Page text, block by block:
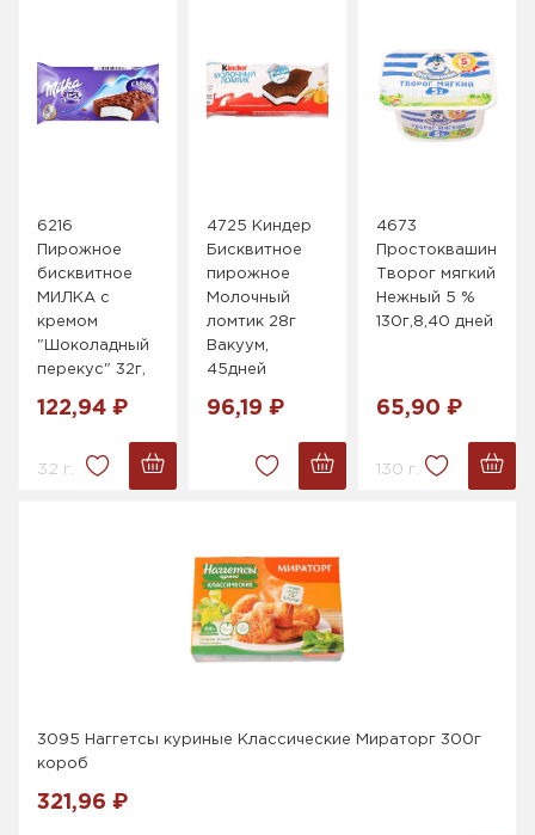
6216
Пирожное
бисквитное
МИЛКА с
кремом
"Шоколадный
перекус" 32г,
122,94 ₽
32 г.
4725 Киндер
Бисквитное
пирожное
Молочный
ломтик 28г
Вакуум,
45дней
96,19 ₽
4673
Простоквашино
Творог мягкий
Нежный 5 %
130г,8,40 дней
65,90 ₽
130 г.
3095 Наггетсы куриные Классические Мираторг 300г
короб
321,96 ₽